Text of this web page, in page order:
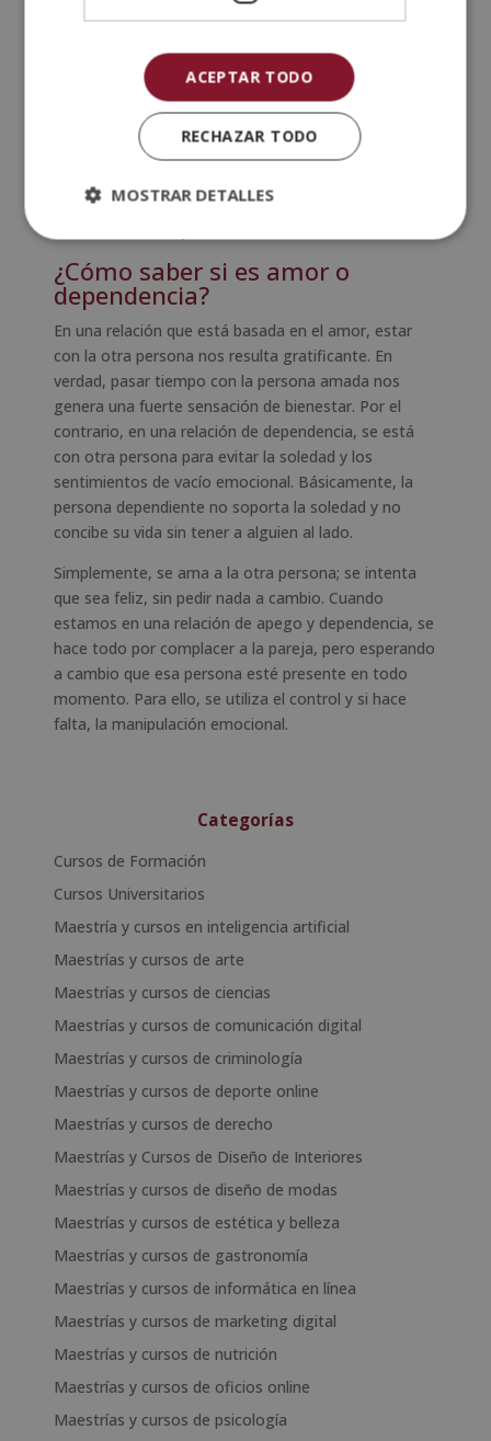
mental puede ser una gran ayuda para que nos
podamos, poco a poco, superar esta necesidad
emocional. Los psicólogos utilizan varias técnicas
para ayudar a personas que están en una relación de
dependencia. Por ejemplo, trabajan variables
intrapsicológicas como reforzar la autoestima,
sociales o la restructuración cognitiva para mejorar
¿Cómo saber si es amor o
dependencia?
En una relación que está basada en el amor, estar
con la otra persona nos resulta gratificante. En
verdad, pasar tiempo con la persona amada nos
genera una fuerte sensación de bienestar. Por el
contrario, en una relación de dependencia, se está
con otra persona para evitar la soledad y los
sentimientos de vacío emocional. Básicamente, la
persona dependiente no soporta la soledad y no
concibe su vida sin tener a alguien al lado.
Simplemente, se ama a la otra persona; se intenta
que sea feliz, sin pedir nada a cambio. Cuando
estamos en una relación de apego y dependencia, se
hace todo por complacer a la pareja, pero esperando
a cambio que esa persona esté presente en todo
momento. Para ello, se utiliza el control y si hace
falta, la manipulación emocional.
Categorías
Cursos de Formación
Cursos Universitarios
Maestría y cursos en inteligencia artificial
Maestrías y cursos de arte
Maestrías y cursos de ciencias
Maestrías y cursos de comunicación digital
Maestrías y cursos de criminología
Maestrías y cursos de deporte online
Maestrías y cursos de derecho
Maestrías y Cursos de Diseño de Interiores
Maestrías y cursos de diseño de modas
Maestrías y cursos de estética y belleza
Maestrías y cursos de gastronomía
Maestrías y cursos de informática en línea
Maestrías y cursos de marketing digital
Maestrías y cursos de nutrición
Maestrías y cursos de oficios online
Maestrías y cursos de psicología
ACEPTAR TODO
RECHAZAR TODO
MOSTRAR DETALLES